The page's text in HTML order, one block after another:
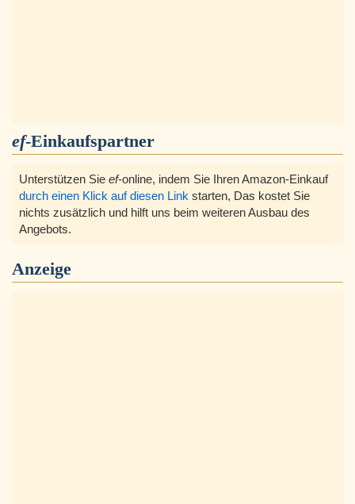
ef-Einkaufspartner
Unterstützen Sie ef-online, indem Sie Ihren Amazon-Einkauf
durch einen Klick auf diesen Link starten, Das kostet Sie
nichts zusätzlich und hilft uns beim weiteren Ausbau des
Angebots.
Anzeige